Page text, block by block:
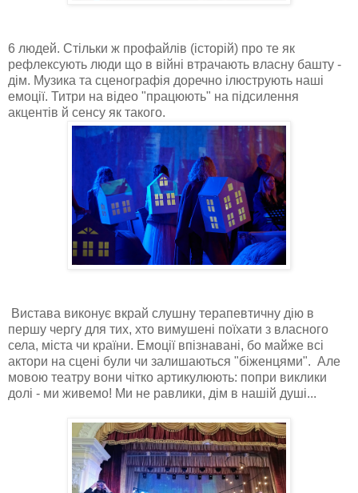
6 людей. Стільки ж профайлів (історій) про те як
рефлексують люди що в війні втрачають власну башту -
дім. Музика та сценографія доречно ілюструють наші
емоції. Титри на відео "працюють" на підсилення
акцентів й сенсу як такого.
Вистава виконує вкрай слушну терапевтичну дію в
першу чергу для тих, хто вимушені поїхати з власного
села, міста чи країни. Емоції впізнавані, бо майже всі
актори на сцені були чи залишаються "біженцями". Але
мовою театру вони чітко артикулюють: попри виклики
долі - ми живемо! Ми не равлики, дім в нашій душі...